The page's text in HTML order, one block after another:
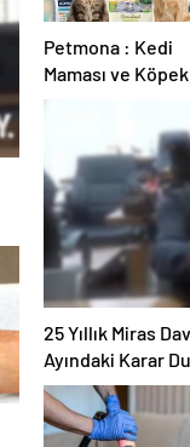
Petmona : Kedi
Maması ve Köpek
Maması İle Tüm
Ürünleri
25 Yıllık Miras
Ayındaki Karar